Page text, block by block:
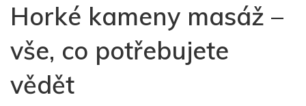
Horké kameny masáž –
vše, co potřebujete
vědět